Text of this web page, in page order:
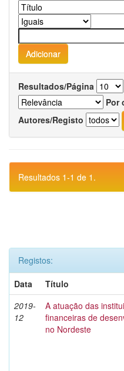
Resultados/Página
Por
Autores/Registo
Resultados 1-1 de 1.
Registos:
Data
Título
2019-
12
A atuação das
financeiras de
no Nordeste